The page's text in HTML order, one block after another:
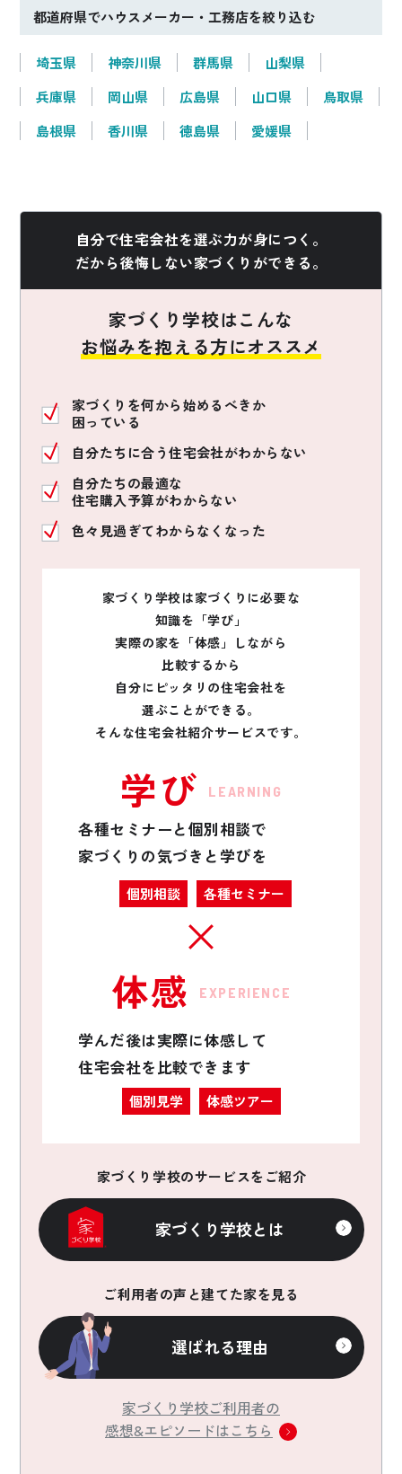
都道府県でハウスメーカー・工務店を絞り込む
埼玉県 神奈川県 群馬県
山梨県
兵庫県
岡山県 広島県 山口県
鳥取県
島根県
香川県 徳島県 愛媛県
自分で住宅会社を選ぶ力が身につく。
だから後悔しない家づくりができる。
家づくり学校はこんな
お悩みを抱える方にオススメ
家づくりを何から始めるべきか
困っている
自分たちに合う住宅会社がわからない
自分たちの最適な
住宅購入予算がわからない
色々見過ぎてわからなくなった
家づくり学校は家づくりに必要な
知識を「学び」
実際の家を「体感」しながら
比較するから
自分にピッタリの住宅会社を
選ぶことができる。
そんな住宅会社紹介サービスです。
LEARNING
学び
各種セミナーと個別相談で
家づくりの気づきと学びを
個別相談 各種セミナー
EXPERIENCE
体感
学んだ後は実際に体感して
住宅会社を比較できます
個別見学 体感ツアー
家づくり学校ご利用者の
感想&エピソードはこちら
家づくり学校のサービスをご紹介
家づくり学校とは
ご利用者の声と建てた家を見る
選ばれる理由